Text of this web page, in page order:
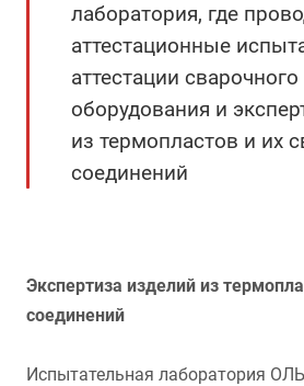
лаборатория, где
аттестационные
аттестации сварочного
оборудования и
из термопластов и их
соединений
Экспертиза изделий из
соединений
Испытательная лаборатория